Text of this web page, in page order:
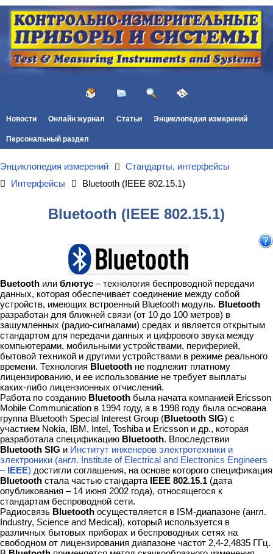
Новости Онлайн журнал Статьи Энциклопедия измерений
Персональный раздел
Энциклопедия измерений
Стандарты, интерфейсы
Интерфейсы
Bluetooth (IEEE 802.15.1)
Bluetooth (IEEE 802.15.1)
Buetooth или блютус – технология беспроводной передачи
данных, которая обеспечивает соединение между собой
устройств, имеющих встроенный Bluetooth модуль. Bluetooth
разработан для ближней связи (от 10 до 100 метров) в
зашумленных (радио-сигналами) средах и является открытым
стандартом для передачи данных и цифрового звука между
компьютерами, мобильными устройствами, периферией,
бытовой техникой и другими устройствами в режиме реального
времени. Технология Bluetooth не подлежит платному
лицензированию, и ее использование не требует выплаты
каких-либо лицензионных отчислений.
Работа по созданию Bluetooth была начата компанией Ericsson
Mobile Communication в 1994 году, а в 1998 году была основана
группа Bluetooth Special Interest Group (Bluetooth SIG) с
участием Nokia, IBM, Intel, Toshiba и Ericsson и др., которая
разработала спецификацию Bluetooth. Впоследствии
Bluetooth SIG и Институт инженеров электротехники и
электроники (англ. Institute of Electrical and Electronics Engineers
– IEEE) достигли соглашения, на основе которого спецификация
Bluetooth стала частью стандарта IEEE 802.15.1 (дата
опубликования – 14 июня 2002 года), относящегося к
стандартам беспроводной сети.
Радиосвязь Bluetooth осуществляется в ISM-диапазоне (англ.
Industry, Science and Medical), который используется в
различных бытовых приборах и беспроводных сетях на
свободном от лицензирования диапазоне частот 2,4-2,4835 ГГц.